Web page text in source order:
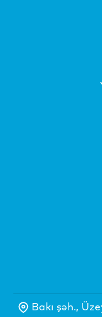
Bakı şəh.,